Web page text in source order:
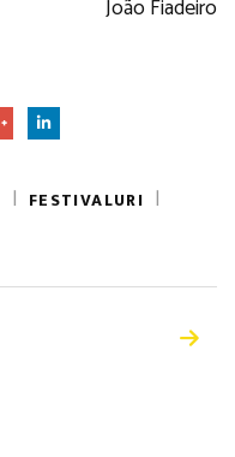
João Fiadeiro
| FESTIVALURI |